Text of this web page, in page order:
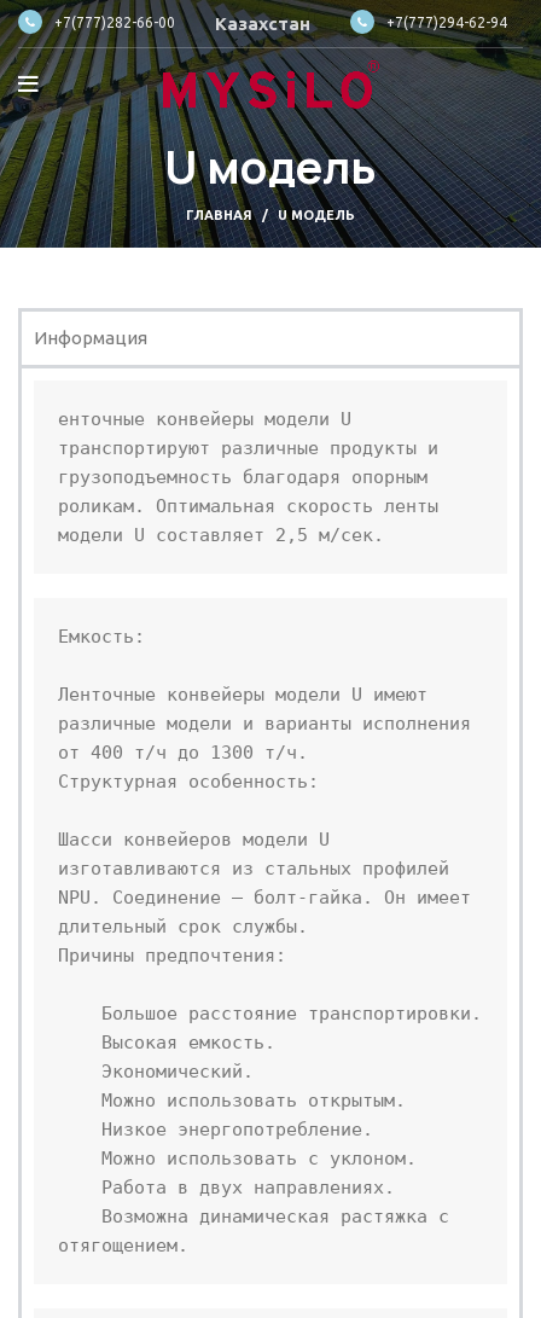
+7(777)282-66-00 Казахстан +7(777)294-62-94
U модель
ГЛАВНАЯ U МОДЕЛЬ
Информация
енточные конвейеры модели U
транспортируют различные продукты и
грузоподъемность благодаря опорным
роликам. Оптимальная скорость ленты
модели U составляет 2,5 м/сек.
Емкость:
Ленточные конвейеры модели U имеют
различные модели и варианты исполнения
от 400 т/ч до 1300 т/ч.
Структурная особенность:
Шасси конвейеров модели U
изготавливаются из стальных профилей
NPU. Соединение – болт-гайка. Он имеет
длительный срок службы.
Причины предпочтения:
отягощением.